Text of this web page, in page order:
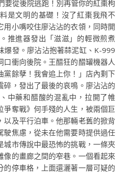
要從後院逃跑！別再管你的紅棗枸
是文明的基礎！沒了紅棗我飛不
用小嘴咬住廖沾沾的衣領，同時開
推進器發出「滋滋」的輕微煎煮
爆發。廖沾沾抱著蒜泥缸、K-999
口衝向後院。王醋狂的醋罐機器人
黨餘孽！我會追上你！」店內剩下
碎，發出了最後的哀鳴。廖沾沾的
中藥和醋酸的混亂中，拉開了帷
爭奪戰》何手殘的人生，被兩個巨
以及平行泊車。他那輛老舊的掀背
駛焦慮，從未在他需要時提供過任
城市傳說中最恐怖的挑戰，一條夾
像的畫廊之間的窄巷。一個看起來
的停車格，上面還灑著一層可疑的